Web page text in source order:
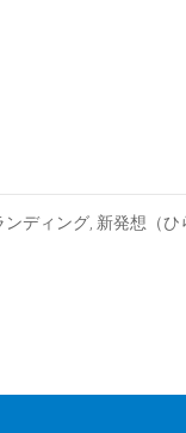
ンディング 新発想（ひ